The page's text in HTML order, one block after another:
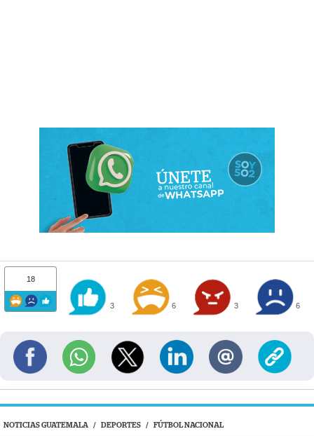
18
3 6 3 6
NOTICIAS GUATEMALA / DEPORTES / FÚTBOL NACIONAL